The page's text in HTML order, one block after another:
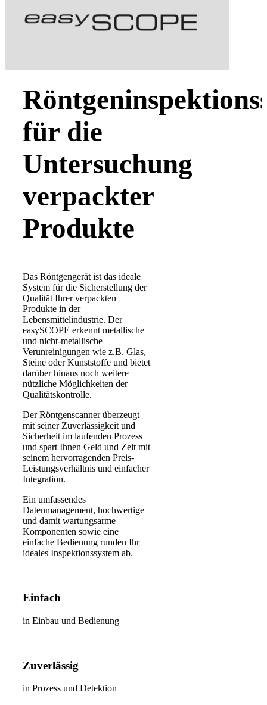
für die
Untersuchung
verpackter
Produkte
Das Röntgengerät ist das ideale
System für die Sicherstellung der
Qualität Ihrer verpackten
Produkte in der
Lebensmittelindustrie. Der
easySCOPE erkennt metallische
und nicht-metallische
Verunreinigungen wie z.B. Glas,
Steine oder Kunststoffe und bietet
darüber hinaus noch weitere
nützliche Möglichkeiten der
Qualitätskontrolle.
Der Röntgenscanner überzeugt
mit seiner Zuverlässigkeit und
Sicherheit im laufenden Prozess
und spart Ihnen Geld und Zeit mit
seinem hervorragenden Preis-
Leistungsverhältnis und einfacher
Integration.
Ein umfassendes
Datenmanagement, hochwertige
und damit wartungsarme
Komponenten sowie eine
einfache Bedienung runden Ihr
ideales Inspektionssystem ab.
Einfach
in Einbau und Bedienung
Zuverlässig
in Prozess und Detektion